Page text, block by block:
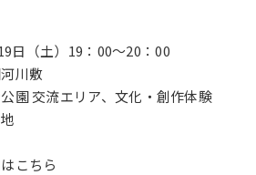
日（土）19：00～20：00
川敷
園 交流エリア、文化・創作体験
こちら